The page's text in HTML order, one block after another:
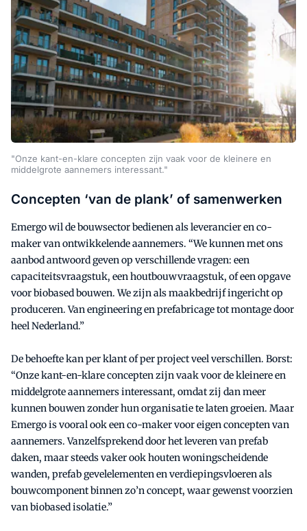
"Onze kant-en-klare concepten zijn vaak voor de kleinere en
middelgrote aannemers interessant."
Concepten ‘van de plank’ of samenwerken
Emergo wil de bouwsector bedienen als leverancier en co-
maker van ontwikkelende aannemers. “We kunnen met ons
aanbod antwoord geven op verschillende vragen: een
capaciteitsvraagstuk, een houtbouwvraagstuk, of een opgave
voor biobased bouwen. We zijn als maakbedrijf ingericht op
produceren. Van engineering en prefabricage tot montage door
heel Nederland.”
De behoefte kan per klant of per project veel verschillen. Borst:
“Onze kant-en-klare concepten zijn vaak voor de kleinere en
middelgrote aannemers interessant, omdat zij dan meer
kunnen bouwen zonder hun organisatie te laten groeien. Maar
Emergo is vooral ook een co-maker voor eigen concepten van
aannemers. Vanzelfsprekend door het leveren van prefab
daken, maar steeds vaker ook houten woningscheidende
wanden, prefab gevelelementen en verdiepingsvloeren als
bouwcomponent binnen zo’n concept, waar gewenst voorzien
van biobased isolatie.”